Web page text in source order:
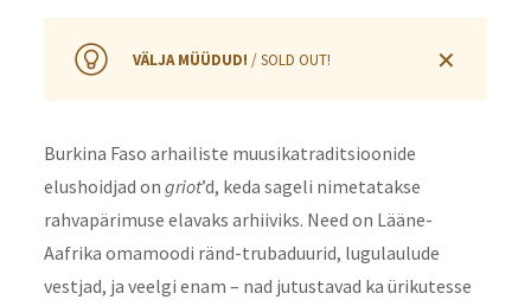
VÄLJA MÜÜDUD! / SOLD OUT! ✕
Burkina Faso arhailiste muusikatraditsioonide
elushoidjad on griot’d, keda sageli nimetatakse
rahvapärimuse elavaks arhiiviks. Need on Lääne-
Aafrika omamoodi ränd-trubaduurid, lugulaulude
vestjad, ja veelgi enam – nad jutustavad ka ürikutesse